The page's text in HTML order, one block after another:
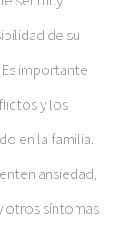
de su
importante
y los
en la familia.
ansiedad,
otros síntomas